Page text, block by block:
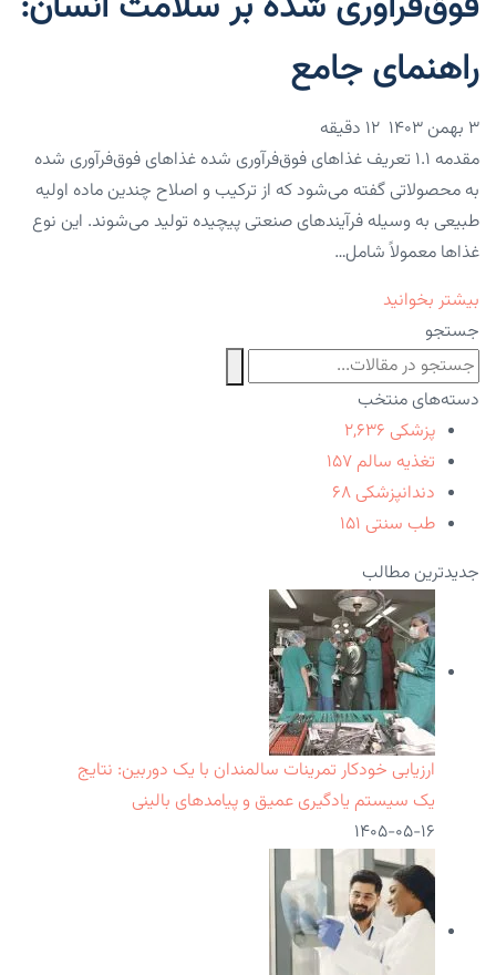
راهنمای جامع
۳ بهمن ۱۴۰۳
مقدمه ۱.۱ تعریف غذاهای فوق‌فرآوری شده غذاهای فوق‌فرآوری شده
به محصولاتی گفته می‌شود که از ترکیب و اصلاح چندین ماده اولیه
طبیعی به وسیله فرآیندهای صنعتی پیچیده تولید می‌شوند. این نوع
غذاها معمولاً شامل…
بیشتر بخوانید
جستجو
دسته‌های منتخب
پزشکی ۲,۶۳۶
تغذیه سالم ۱۵۷
دندانپزشکی ۶۸
طب سنتی ۱۵۱
جدیدترین مطالب
ارزیابی خودکار تمرینات سالمندان با یک دوربین: نتایج
یک سیستم یادگیری عمیق و پیامدهای بالینی
۱۴۰۵-۰۵-۱۶